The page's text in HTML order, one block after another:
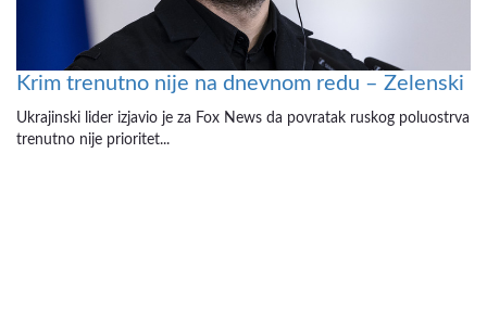
Krim trenutno nije na dnevnom redu – Zelenski
Ukrajinski lider izjavio je za Fox News da povratak ruskog poluostrva
trenutno nije prioritet...